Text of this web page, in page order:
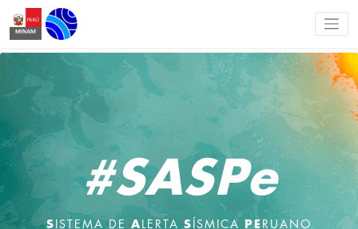
#SASPe
S ISTEMA DEALERTAS ÍSMICA PE RUANO